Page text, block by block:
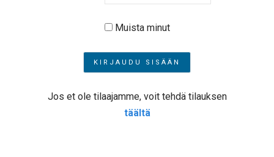
Muista minut
Jos et ole tilaajamme, voit tehdä tilauksen
täältä